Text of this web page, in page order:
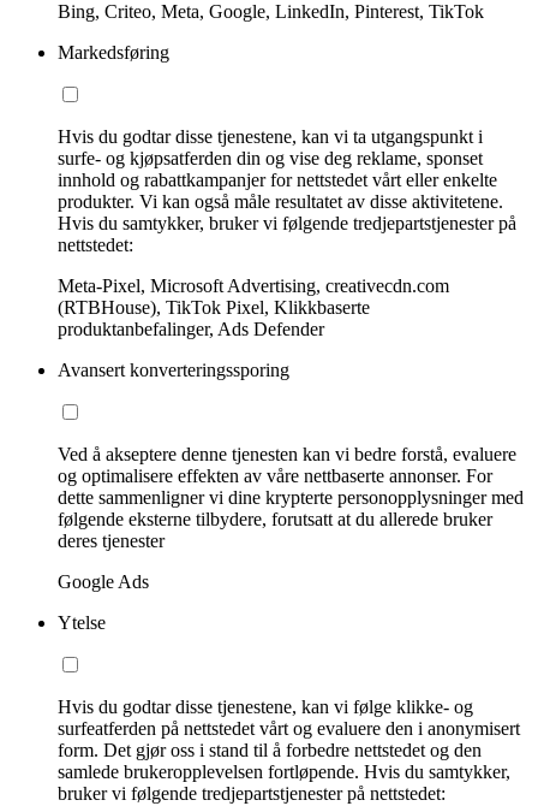
Bing, Criteo, Meta, Google, LinkedIn, Pinterest, TikTok
Markedsføring
Hvis du godtar disse tjenestene, kan vi ta utgangspunkt i
surfe- og kjøpsatferden din og vise deg reklame, sponset
innhold og rabattkampanjer for nettstedet vårt eller enkelte
produkter. Vi kan også måle resultatet av disse aktivitetene.
Hvis du samtykker, bruker vi følgende tredjepartstjenester på
nettstedet:
Meta-Pixel, Microsoft Advertising, creativecdn.com
(RTBHouse), TikTok Pixel, Klikkbaserte
produktanbefalinger, Ads Defender
Avansert konverteringssporing
Ved å akseptere denne tjenesten kan vi bedre forstå, evaluere
og optimalisere effekten av våre nettbaserte annonser. For
dette sammenligner vi dine krypterte personopplysninger med
følgende eksterne tilbydere, forutsatt at du allerede bruker
deres tjenester
Google Ads
Ytelse
Hvis du godtar disse tjenestene, kan vi følge klikke- og
surfeatferden på nettstedet vårt og evaluere den i anonymisert
form. Det gjør oss i stand til å forbedre nettstedet og den
samlede brukeropplevelsen fortløpende. Hvis du samtykker,
bruker vi følgende tredjepartstjenester på nettstedet: